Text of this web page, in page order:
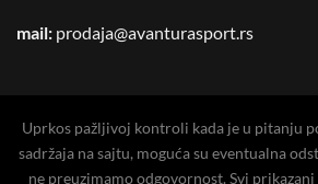
mail: prodaja@avanturasport.rs
Uprkos pažljivoj kontroli kada je u pitanju
sadržaja na sajtu, moguća su eventualna
ne preuzimamo odgovornost. Svi